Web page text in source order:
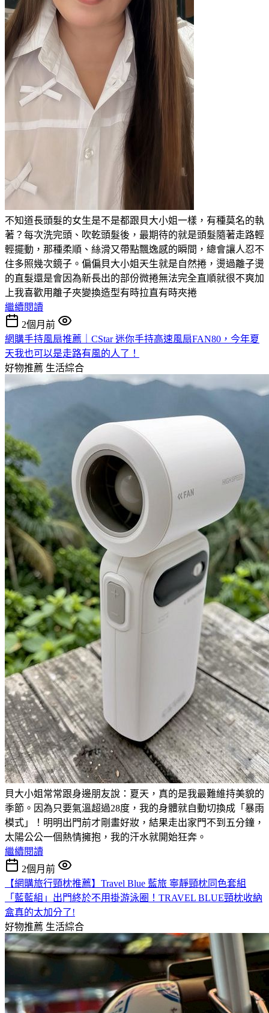
不知道長頭髮的女生是不是都跟貝大小姐一樣，有種莫名的執
著？每次洗完頭、吹乾頭髮後，最期待的就是頭髮隨著走路輕
輕擺動，那種柔順、絲滑又帶點飄逸感的瞬間，總會讓人忍不
住多照幾次鏡子。偏偏貝大小姐天生就是自然捲，燙過離子燙
的直髮還是會因為新長出的部份微捲無法完全直順就很不爽加
上我喜歡用離子夾變換造型有時拉直有時夾捲
繼續閱讀
2個月前
網購手持風扇推薦｜CStar 迷你手持高速風扇FAN80，今年夏
天我也可以是走路有風的人了！
好物推薦 生活綜合
貝大小姐常常跟身邊朋友說：夏天，真的是我最難維持美貌的
季節。因為只要氣溫超過28度，我的身體就自動切換成「暴雨
模式」！明明出門前才剛畫好妝，結果走出家門不到五分鐘，
太陽公公一個熱情擁抱，我的汗水就開始狂奔。
繼續閱讀
2個月前
【網購旅行頸枕推薦】Travel Blue 藍旅 寧靜頸枕同色套組
「藍藍組」出門終於不用掛游泳圈！TRAVEL BLUE頸枕收納
盒真的太加分了!
好物推薦 生活綜合